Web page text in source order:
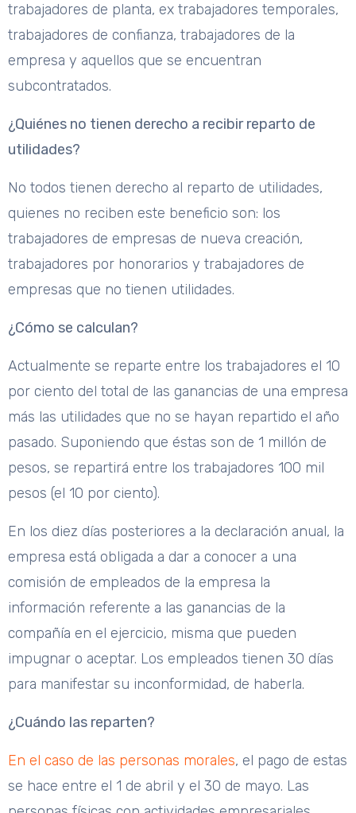
trabajadores de planta, ex trabajadores temporales,
trabajadores de confianza, trabajadores de la
empresa y aquellos que se encuentran
subcontratados.
¿Quiénes no tienen derecho a recibir reparto de
utilidades?
No todos tienen derecho al reparto de utilidades,
quienes no reciben este beneficio son: los
trabajadores de empresas de nueva creación,
trabajadores por honorarios y trabajadores de
empresas que no tienen utilidades.
¿Cómo se calculan?
Actualmente se reparte entre los trabajadores el 10
por ciento del total de las ganancias de una empresa
más las utilidades que no se hayan repartido el año
pasado. Suponiendo que éstas son de 1 millón de
pesos, se repartirá entre los trabajadores 100 mil
pesos (el 10 por ciento).
En los diez días posteriores a la declaración anual, la
empresa está obligada a dar a conocer a una
comisión de empleados de la empresa la
información referente a las ganancias de la
compañía en el ejercicio, misma que pueden
impugnar o aceptar. Los empleados tienen 30 días
para manifestar su inconformidad, de haberla.
¿Cuándo las reparten?
En el caso de las personas morales, el pago de estas
se hace entre el 1 de abril y el 30 de mayo. Las